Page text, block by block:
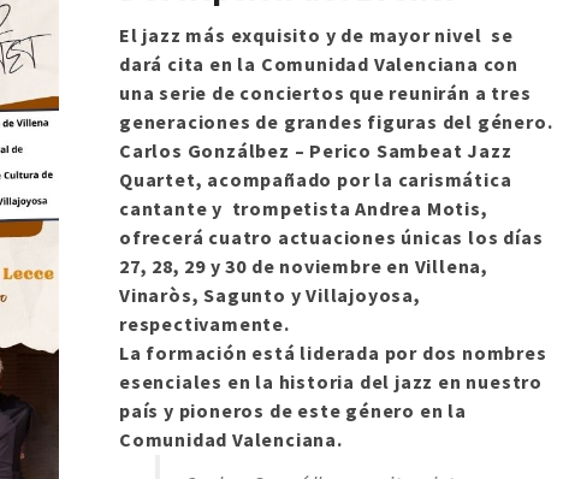
El jazz más exquisito y de mayor nivel se
dará cita en la Comunidad Valenciana con
una serie de conciertos que reunirán a tres
generaciones de grandes figuras del género.
Carlos Gonzálbez – Perico Sambeat Jazz
Quartet, acompañado por la carismática
cantante y trompetista Andrea Motis,
ofrecerá cuatro actuaciones únicas los días
27, 28, 29 y 30 de noviembre en Villena,
Vinaròs, Sagunto y Villajoyosa,
respectivamente.
La formación está liderada por dos nombres
esenciales en la historia del jazz en nuestro
país y pioneros de este género en la
Comunidad Valenciana.